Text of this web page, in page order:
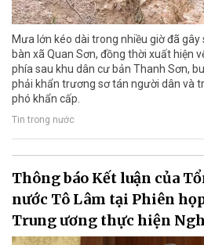
Mưa lớn kéo dài trong nhiều giờ đã
bàn xã Quan Sơn, đồng thời xuất hiện
phía sau khu dân cư bản Thanh Sơn,
phải khẩn trương sơ tán người dân và
phó khẩn cấp.
Tin trong nước
Thông báo Kết luận của
nước Tô Lâm tại Phiên
Trung ương thực hiện